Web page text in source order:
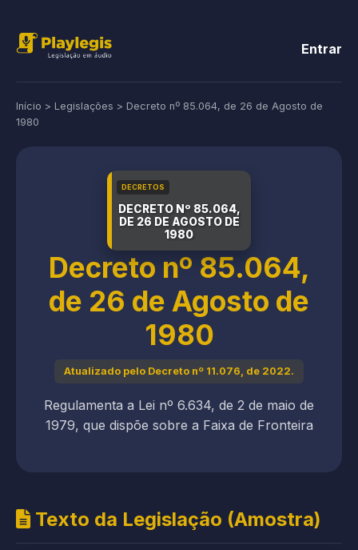
Entrar
Início > Legislações > Decreto nº 85.064, de 26 de Agosto de
1980
DECRETOS
DECRETO Nº 85.064,
DE 26 DE AGOSTO DE
1980
Decreto nº 85.064,
de 26 de Agosto de
1980
Atualizado pelo Decreto nº 11.076, de 2022.
Regulamenta a Lei nº 6.634, de 2 de maio de
1979, que dispõe sobre a Faixa de Fronteira
Texto da Legislação (Amostra)